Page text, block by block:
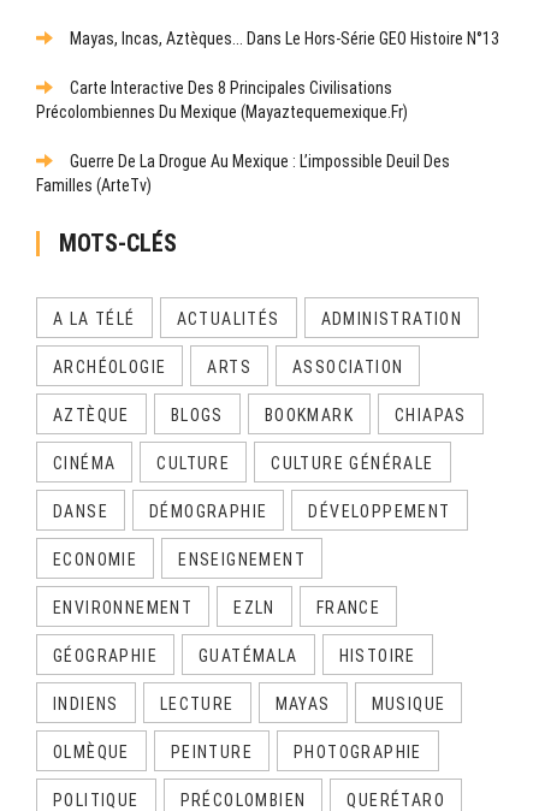
Mayas, Incas, Aztèques... Dans Le Hors-Série GEO Histoire N°13
Carte Interactive Des 8 Principales Civilisations
Précolombiennes Du Mexique (mayaztequemexique.fr)
Guerre De La Drogue Au Mexique : L’impossible Deuil Des
Familles (ArteTv)
MOTS-CLÉS
A LA TÉLÉ ACTUALITÉS ADMINISTRATION
ARCHÉOLOGIE ARTS ASSOCIATION
AZTÈQUE BLOGS BOOKMARK CHIAPAS
CINÉMA CULTURE CULTURE GÉNÉRALE
DANSE DÉMOGRAPHIE DÉVELOPPEMENT
ECONOMIE ENSEIGNEMENT
ENVIRONNEMENT EZLN FRANCE
GÉOGRAPHIE GUATÉMALA HISTOIRE
INDIENS LECTURE MAYAS MUSIQUE
OLMÈQUE PEINTURE PHOTOGRAPHIE
POLITIQUE PRÉCOLOMBIEN QUERÉTARO